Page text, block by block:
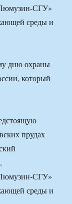
СГУ»
среды и
дню охраны
который
прудах
СГУ»
среды и